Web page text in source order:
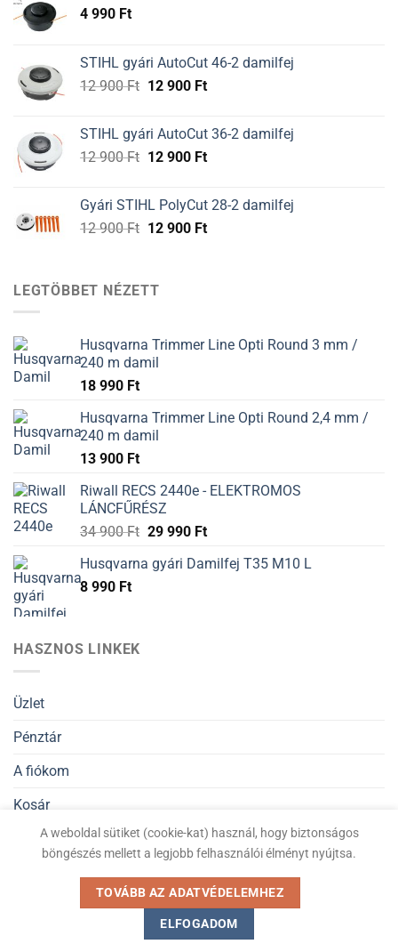
4 990 Ft
STIHL gyári AutoCut 46-2 damilfej
12 900Ft Original
12
900 Ft.
12 900 FtCurrent
12
900 Ft.
STIHL gyári AutoCut 36-2 damilfej
12 900Ft Original
12
900 Ft.
12 900 FtCurrent
12
900 Ft.
Gyári STIHL PolyCut 28-2 damilfej
12 900Ft Original
12
12 900 FtCurrent
LEGTÖBBET NÉZETT
Husqvarna Trimmer Line Opti Round 3 mm /
240 m damil
18 990 Ft
Husqvarna Trimmer Line Opti Round 2,4 mm /
240 m damil
13 900 Ft
Riwall RECS 2440e - ELEKTROMOS
LÁNCFŰRÉSZ
34 900Ft 29 990 Ft
Husqvarna gyári Damilfej T35 M10 L
8 990 Ft
HASZNOS LINKEK
Üzlet
Pénztár
A fiókom
Kosár
Általános Szerződési Feltételek
Kiskertigep.hu © Minden jog fenntartva 2026
A weboldal sütiket (cookie-kat) használ, hogy biztonságos
böngészés mellett a legjobb felhasználói élményt nyújtsa.
TOVÁBB AZ ADATVÉDELEMHEZ
ELFOGADOM